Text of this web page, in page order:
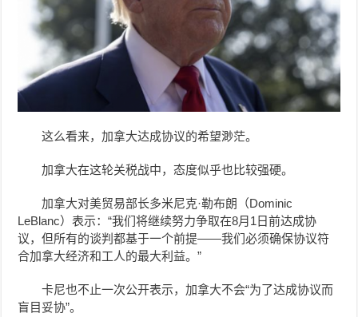
这么看来，加拿大达成协议的希望渺茫。
加拿大在这轮关税战中，态度似乎也比较强硬。
加拿大对美贸易部长多米尼克·勒布朗（Dominic
LeBlanc）表示：“我们将继续努力争取在8月1日前达成协
议，但所有的谈判都基于一个前提——我们必须确保协议符
合加拿大经济和工人的最大利益。”
卡尼也不止一次公开表示，加拿大不会“为了达成协议而
盲目妥协”。